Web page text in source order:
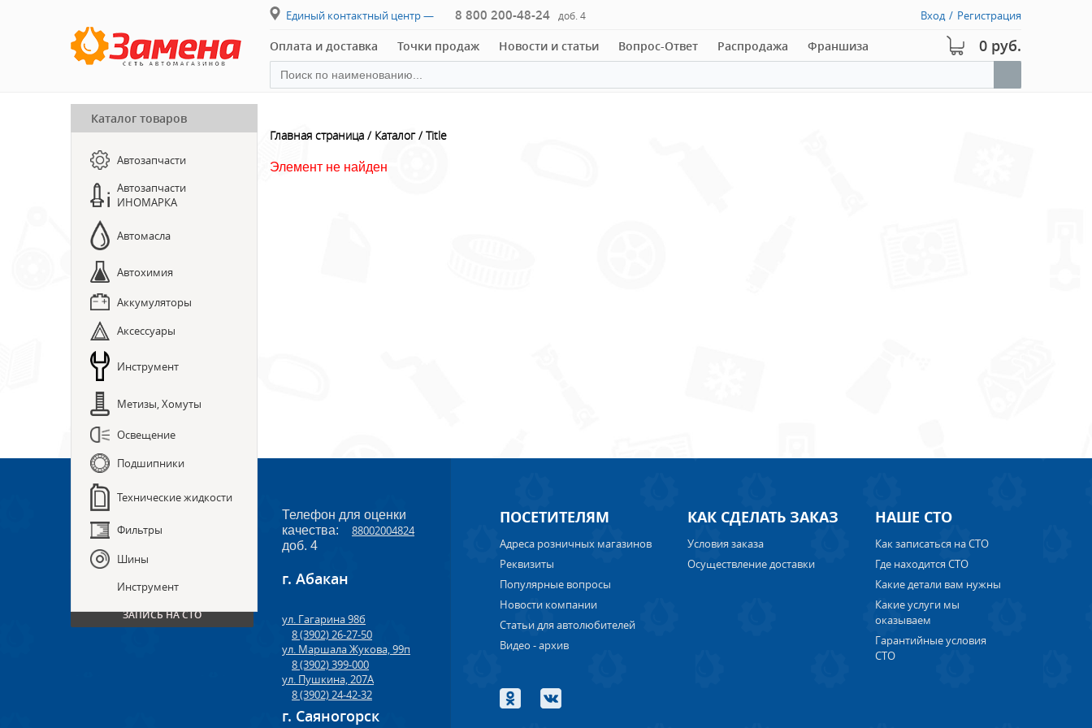
Единый контактный центр — 8 800 200-48-24 доб. 4 Вход / Регистрация
Оплата и доставка Точки продаж Новости и статьи Вопрос-Ответ Распродажа Франшиза 0 руб.
ПРЕДЗАКАЗ ЗАПЧАСТЕЙ
ЗАПИСЬ НА СТО
Каталог товаров
Автозапчасти
Автозапчасти
ИНОМАРКА
Автомасла
Автохимия
Аккумуляторы
Аксессуары
Инструмент
Метизы, Хомуты
Освещение
Подшипники
Технические жидкости
Фильтры
Шины
Инструмент
Главная страница Каталог Title
Элемент не найден
ПРЕДЗАКАЗ ЗАПЧАСТЕЙ
ЗАПИСЬ НА СТО
Телефон для оценки
качества:
88002004824
доб. 4
г. Абакан
ул. Гагарина 98б
8 (3902) 26-27-50
ул. Маршала Жукова, 99п
8 (3902) 399-000
ул. Пушкина, 207А
8 (3902) 24-42-32
г. Саяногорск
ПОСЕТИТЕЛЯМ
Адреса розничных магазинов
Реквизиты
Популярные вопросы
Новости компании
Статьи для автолюбителей
Видео - архив
КАК СДЕЛАТЬ ЗАКАЗ
Условия заказа
Осуществление доставки
НАШЕ СТО
Как записаться на СТО
Где находится СТО
Какие детали вам нужны
Какие услуги мы
оказываем
Гарантийные условия
СТО